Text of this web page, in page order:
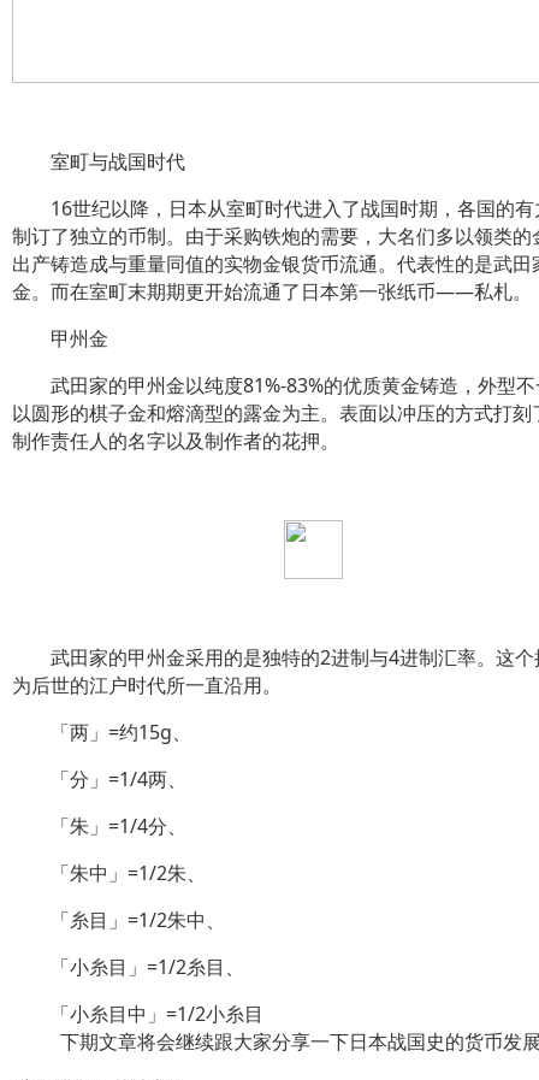
室町与战国时代
16世纪以降，日本从室町时代进入了战国时期，各国的有
制订了独立的币制。由于采购铁炮的需要，大名们多以领类的
出产铸造成与重量同值的实物金银货币流通。代表性的是武田
金。而在室町末期期更开始流通了日本第一张纸币——私札。
甲州金
武田家的甲州金以纯度81%-83%的优质黄金铸造，外型不
以圆形的棋子金和熔滴型的露金为主。表面以冲压的方式打刻
制作责任人的名字以及制作者的花押。
武田家的甲州金采用的是独特的2进制与4进制汇率。这个
为后世的江户时代所一直沿用。
「两」=约15g、
「分」=1/4两、
「朱」=1/4分、
「朱中」=1/2朱、
「糸目」=1/2朱中、
「小糸目」=1/2糸目、
「小糸目中」=1/2小糸目
下期文章将会继续跟大家分享一下日本战国史的货币发